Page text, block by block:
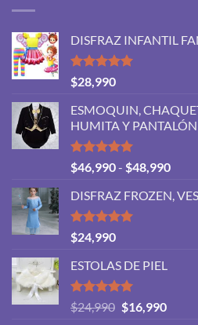
DISFRAZ INFANTIL
Valorado
con
de 5
$28,990
ESMOQUIN,
HUMITA Y PANTALÓN
Valorado
con
de 5
$46,990- $48,990Rango
DISFRAZ FROZEN,
Valorado
con
de 5
$24,990
ESTOLAS DE PIEL
Valorado
con
$24,990 El
$16,990El